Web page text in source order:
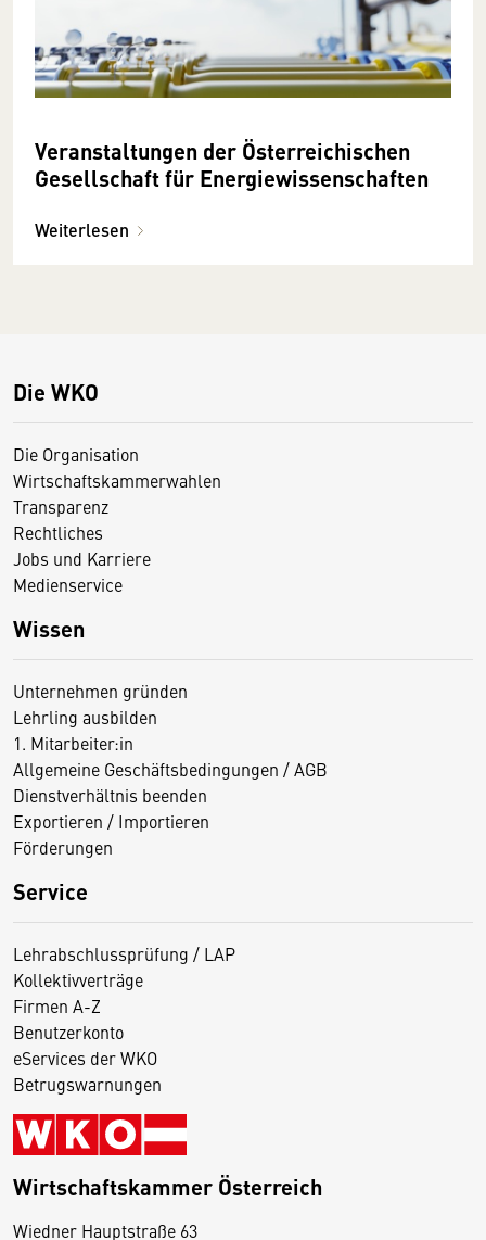
Veranstaltungen der Österreichischen
Gesellschaft für Energiewissen­schaften
Weiterlesen
Die WKO
Die Organisation
Wirtschaftskammerwahlen
Transparenz
Rechtliches
Jobs und Karriere
Medienservice
Wissen
Unternehmen gründen
Lehrling ausbilden
1. Mitarbeiter:in
Allgemeine Geschäftsbedingungen / AGB
Dienstverhältnis beenden
Exportieren / Importieren
Förderungen
Service
Lehrabschlussprüfung / LAP
Kollektivverträge
Firmen A-Z
Benutzerkonto
eServices der WKO
Betrugswarnungen
Wirtschaftskammer Österreich
Wiedner Hauptstraße 63